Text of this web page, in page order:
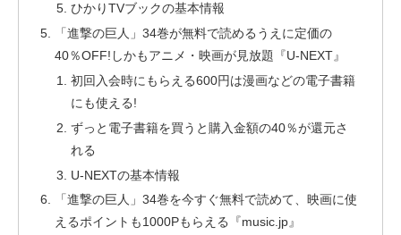
ひかりTVブックの基本情報
「進撃の巨人」34巻が無料で読めるうえに定価の
40％OFF!しかもアニメ・映画が見放題『U-NEXT』
初回入会時にもらえる600円は漫画などの電子書籍
にも使える!
ずっと電子書籍を買うと購入金額の40％が還元さ
れる
U-NEXTの基本情報
「進撃の巨人」34巻を今すぐ無料で読めて、映画に使
えるポイントも1000Pもらえる『music.jp』